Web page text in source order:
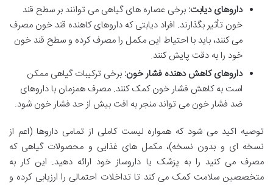
داروهای دیابت: برخی عصاره های گیاهی می توانند بر سطح قند
خون تأثیر بگذارند. افراد دیابتی که داروهای کاهنده قند خون مصرف
می کنند، باید با احتیاط این مکمل را مصرف کرده و سطح قند خون
خود را به دقت پایش کنند.
داروهای کاهش دهنده فشار خون: برخی ترکیبات گیاهی ممکن
است به کاهش فشار خون کمک کنند. مصرف همزمان با داروهای
ضد فشار خون می تواند منجر به افت بیش از حد فشار خون شود.
توصیه اکید می شود که همواره لیست کاملی از تمامی داروها (اعم از
نسخه ای و بدون نسخه)، مکمل های غذایی و محصولات گیاهی که
مصرف می کنید را به پزشک یا داروساز خود ارائه دهید. این کار به
متخصصین سلامت کمک می کند تا تداخلات احتمالی را ارزیابی کرده و